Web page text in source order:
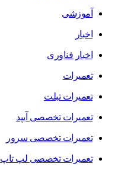
آموزشی
اخبار
اخبار فناوری
تعمیرات
تعمیرات تبلت
تعمیرات تخصصی آیپد
تعمیرات تخصصی سرور
تعمیرات تخصصی لپ تاپ